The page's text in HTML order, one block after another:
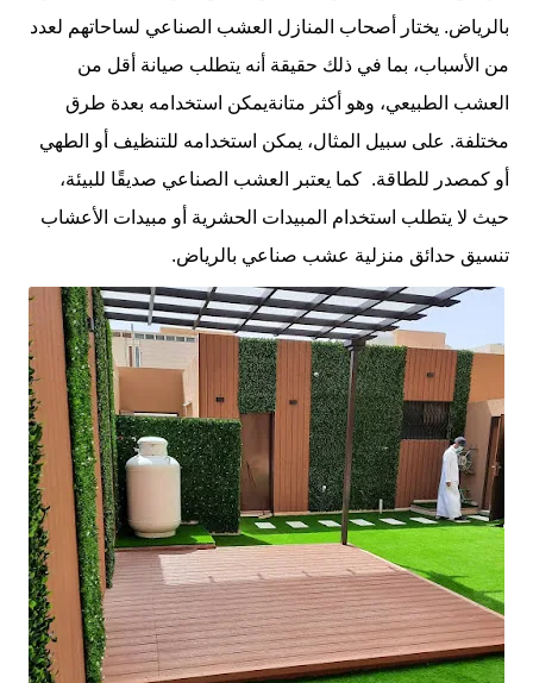
بالرياض. يختار أصحاب المنازل العشب الصناعي لساحاتهم لعدد
من الأسباب، بما في ذلك حقيقة أنه يتطلب صيانة أقل من
العشب الطبيعي، وهو أكثر متانةيمكن استخدامه بعدة طرق
مختلفة. على سبيل المثال، يمكن استخدامه للتنظيف أو الطهي
أو كمصدر للطاقة. كما يعتبر العشب الصناعي صديقًا للبيئة،
حيث لا يتطلب استخدام المبيدات الحشرية أو مبيدات الأعشاب
تنسيق حدائق منزلية عشب صناعي بالرياض.